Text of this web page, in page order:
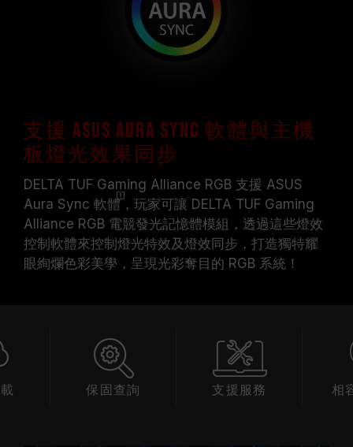
支援 ASUS Aura Sync 軟體與主機
板燈光效果同步
DELTA TUF Gaming Alliance RGB 支援 ASUS
Aura Sync 軟體，玩家可讓 DELTA TUF Gaming
Alliance RGB 電競發光記憶體模組，透過這些燈效
控制軟體來控制燈光特效及燈效同步，打造獨特耀
眼絢爛色彩美學，呈現光彩奪目的 RGB 系統！
保固查詢 支援服務 相